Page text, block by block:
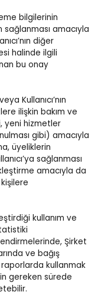
bilgilerinin
amacıyla
diğer
halinde ilgili
bu onay
Kullanıcı’nın
ilişkin bakım ve
yeni hizmetler
gibi) amacıyla
üyeliklerin
sağlanması
amacıyla da
kullanım ve
Şirket
ve bağış
raporlarda kullanmak
gereken sürede